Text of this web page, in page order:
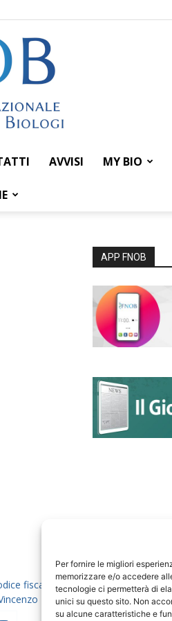
Per fornire le migliori
memorizzare e/o accedere
tecnologie ci permetterà di
unici su questo sito. Non
su alcune caratteristiche e
AVVISI MY BIO
APP FNOB
fiscale 80069130583
D'Anna